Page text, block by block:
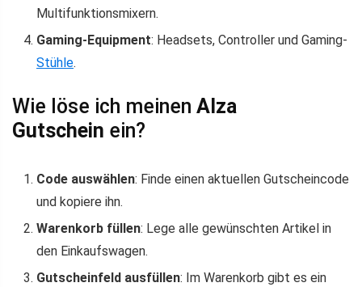
Multifunktionsmixern.
Gaming-Equipment: Headsets, Controller und Gaming-
Stühle.
Wie löse ich meinen Alza
Gutschein ein?
Code auswählen: Finde einen aktuellen Gutscheincode
und kopiere ihn.
Warenkorb füllen: Lege alle gewünschten Artikel in
den Einkaufswagen.
Gutscheinfeld ausfüllen: Im Warenkorb gibt es ein